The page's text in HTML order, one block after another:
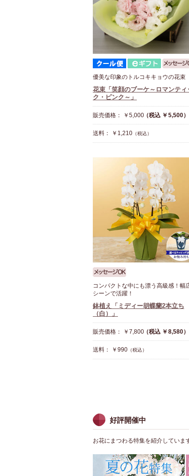
優美な印象のトルコキキョウの花束
花束「笑顔のブーケ～ロマンティ
ク・ピンク～」
販売価格： ￥5,000（税込 ￥5,500）
送料： ￥1,210 （税込）
コンパクトな中にも漂う高級感！幅
シーンで活躍！
鉢植え「ミディー胡蝶蘭2本立ち
（白）」
販売価格： ￥7,800（税込 ￥8,580）
送料： ￥990 （税込）
好評開催中
お花にまつわる特集を紹介していま